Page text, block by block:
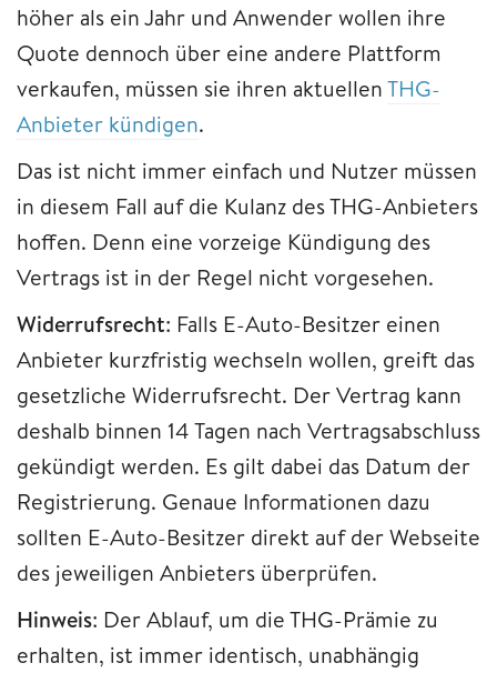
höher als ein Jahr und Anwender wollen ihre
Quote dennoch über eine andere Plattform
verkaufen, müssen sie ihren aktuellenTHG-
Anbieter kündigen.
Das ist nicht immer einfach und Nutzer müssen
in diesem Fall auf die Kulanz des THG-Anbieters
hoffen. Denn eine vorzeige Kündigung des
Vertrags ist in der Regel nicht vorgesehen.
Widerrufsrecht: Falls E-Auto-Besitzer einen
Anbieter kurzfristig wechseln wollen, greift das
gesetzliche Widerrufsrecht. Der Vertrag kann
deshalb binnen 14 Tagen nach Vertragsabschluss
gekündigt werden. Es gilt dabei das Datum der
Registrierung. Genaue Informationen dazu
sollten E-Auto-Besitzer direkt auf der Webseite
des jeweiligen Anbieters überprüfen.
Hinweis: Der Ablauf, um die THG-Prämie zu
erhalten, ist immer identisch, unabhängig